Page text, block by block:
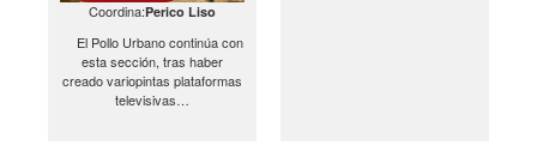
Coordina:Perico Liso
El Pollo Urbano continúa con
esta sección, tras haber
creado variopintas plataformas
televisivas…